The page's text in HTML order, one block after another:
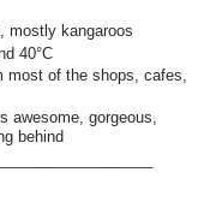
mostly kangaroos
40°C
most of the shops, cafes,
awesome, gorgeous,
behind